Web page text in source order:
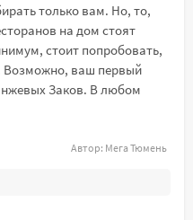
только вам. Но, то,
на дом стоят
стоит попробовать,
Возможно, ваш первый
Заков. В любом
Автор: Мега Тюмень